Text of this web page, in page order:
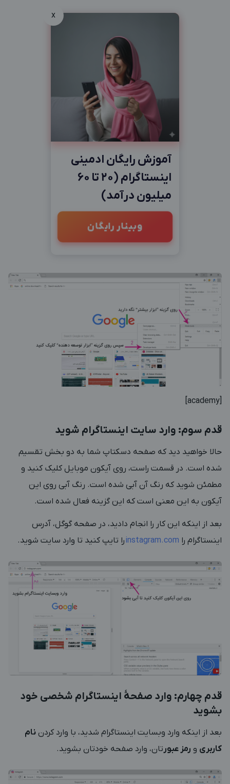
x
آموزش رایگان ادمینی
اینستاگرام (20 تا 60
میلیون درآمد)
وبینار رایگان
[academy]
قدم سوم: وارد سایت اینستاگرام شوید
حالا خواهید دید که صفحه دسکتاپ شما به دو بخش تقسیم
شده است. در قسمت راست، روی آیکون موبایل کلیک کنید و
مطمئن شوید که رنگ آن آبی شده است. رنگ آبی روی این
آیکون به این معنی است که این گزینه فعال شده است.
بعد از اینکه این کار را انجام دادید، در صفحه گوگل، آدرس
اینستاگرام را instagram.comرا تایپ کنید تا وارد سایت شوید.
قدم چهارم: وارد صفحۀ اینستاگرام شخصی خود
بشوید
بعد از اینکه وارد وبسایت اینستاگرام شدید، با وارد کردن نام
کاربری و رمز عبورتان، وارد صفحه خودتان بشوید.